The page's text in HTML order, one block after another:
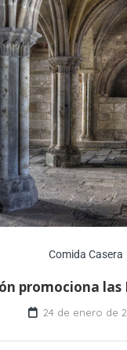
Comida Casera
promociona las
24 de enero de